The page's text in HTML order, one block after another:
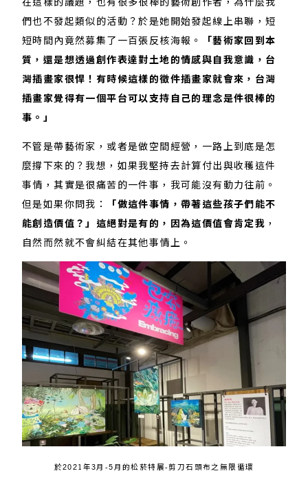
們也不發起類似的活動？於是她開始發起線上串聯，短
短時間內竟然募集了一百張反核海報。
「藝術家回到本
質，還是想透過創作表達對土地的情感與自我意識，台
灣插畫家很悍！有時候這樣的徵件插畫家就會來，台灣
插畫家覺得有一個平台可以支持自己的理念是件很棒的
事。」
不管是帶藝術家，或者是做空間經營，一路上到底是怎
麼撐下來的？我想，如果我堅持去計算付出與收穫這件
事情，其實是很痛苦的一件事，我可能沒有動力往前。
但是如果你問我：
「做這件事情，帶著這些孩子們能不
能創造價值？」這絕對是有的，因為這價值會肯定我 ，
自然而然就不會糾結在其他事情上。
於2021年3月-5月的松菸特展-剪刀石頭布之無限循環